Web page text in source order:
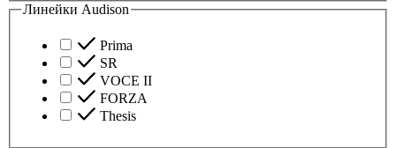
Линейки Audison
Prima
SR
VOCE II
FORZA
Thesis